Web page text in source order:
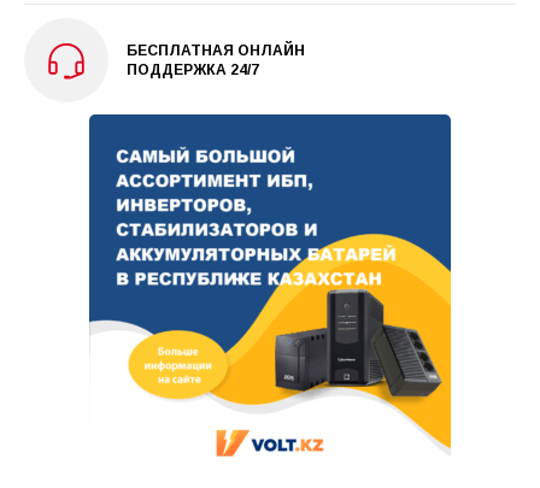
БЕСПЛАТНАЯ ОНЛАЙН
ПОДДЕРЖКА 24/7